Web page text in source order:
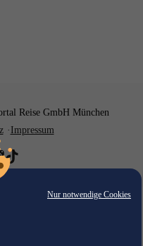
Nur notwendige Cookies
Reise GmbH München
Impressum